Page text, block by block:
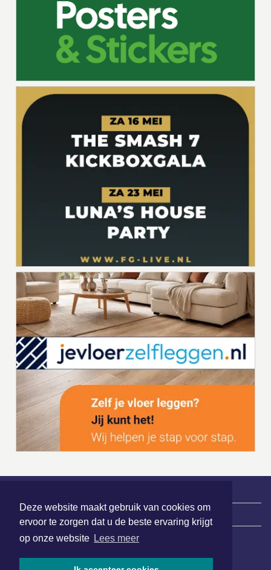
Deze website maakt gebruik van cookies om
ervoor te zorgen dat u de beste ervaring krijgt
op onze website Lees meer
Nieuws | Sport | Evenementen
Hoofdvestiging: